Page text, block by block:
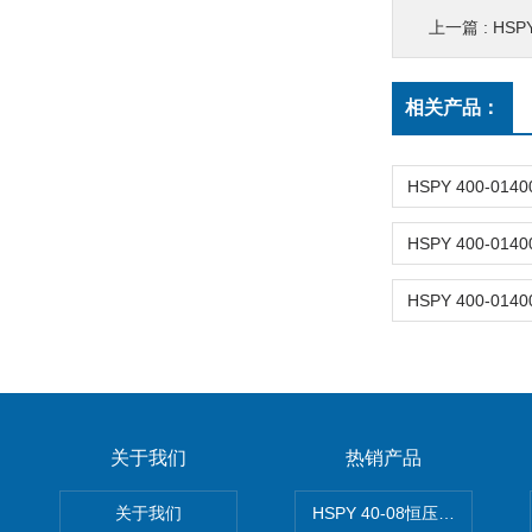
上一篇 : HSPY
相关产品：
关于我们
关于我们
热销产品
HSPY 40-08恒压恒流恒功率